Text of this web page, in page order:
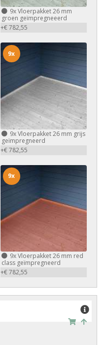
9xVloerpakket 26 mm
groen geïmpregneeerd
+€ 782,55
9xVloerpakket 26 mm grijs
geïmpregneerd
+€ 782,55
9x
9xVloerpakket 26 mm red
class geïmpregneerd
+€ 782,55
9x